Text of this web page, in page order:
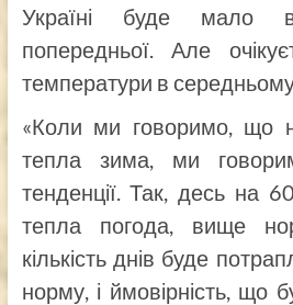
Україні буде мало
попередньої. Але
температури в
«Коли ми говоримо, що
тепла зима, ми
тенденції. Так, десь на
тепла погода, вище
кількість днів буде
норму, і ймовірність, що